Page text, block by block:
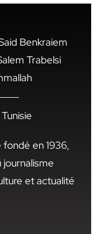
Benkraiem
Trabelsi
en 1936,
et actualité